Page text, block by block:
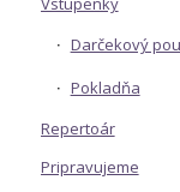
Darčekový
Pokladňa
Repertoár
Pripravujeme